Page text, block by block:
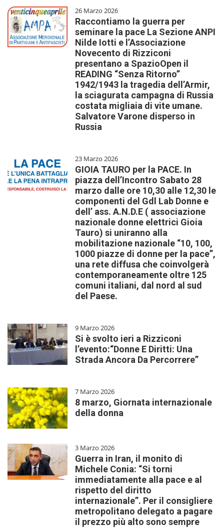
26 Marzo 2026
Raccontiamo la guerra per
seminare la pace La Sezione ANPI
Nilde Iotti e l’Associazione
Novecento di Rizziconi
presentano a SpazioOpen il
READING “Senza Ritorno”
1942/1943 la tragedia dell’Armir,
la sciagurata campagna di Russia
costata migliaia di vite umane.
Salvatore Varone disperso in
Russia
23 Marzo 2026
GIOIA TAURO per la PACE. In
piazza dell’Incontro Sabato 28
marzo dalle ore 10,30 alle 12,30 le
componenti del Gdl Lab Donne e
dell’ ass. A.N.D.E ( associazione
nazionale donne elettrici Gioia
Tauro) si uniranno alla
mobilitazione nazionale “10, 100,
1000 piazze di donne per la pace”,
una rete diffusa che coinvolgerà
contemporaneamente oltre 125
comuni italiani, dal nord al sud
del Paese.
9 Marzo 2026
Si è svolto ieri a Rizziconi
l’evento:“Donne E Diritti: Una
Strada Ancora Da Percorrere”
7 Marzo 2026
8 marzo, Giornata internazionale
della donna
3 Marzo 2026
Guerra in Iran, il monito di
Michele Conia: “Si torni
immediatamente alla pace e al
rispetto del diritto
internazionale”. Per il consigliere
metropolitano delegato a pagare
il prezzo più alto sono sempre